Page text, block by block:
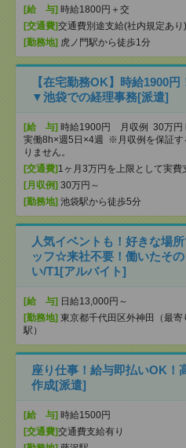
[給 与] 時給1800円＋交
[交通費]交通費別途支給(社内規定あり)
[勤務地] 虎ノ門駅から徒歩1分
【在宅勤務OK】時給1900
▼池袋での経理事務[派遣]
[給 与] 時給1900円 月収例 30万円
実働8h×週5日×4週 ※月収例を保証す
りません。
[交通費] 1ヶ月3万円を上限として実費
[月収例] 30万円～
[勤務地] 池袋駅から徒歩5分
人気イベントも！好きな場
ッフ☆来社不要！働いたそ
い/T1[アルバイト]
[給 与] 日給13,000円～
[勤務地] 東京都千代田区外神田（最寄
駅）
座り仕事！給与即払いOK！
作成[派遣]
[給 与] 時給1500円
[交通費]交通費支給有り